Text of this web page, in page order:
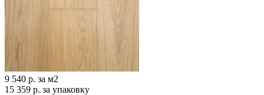
9 540 р. за м2
15 359 р. за упаковку